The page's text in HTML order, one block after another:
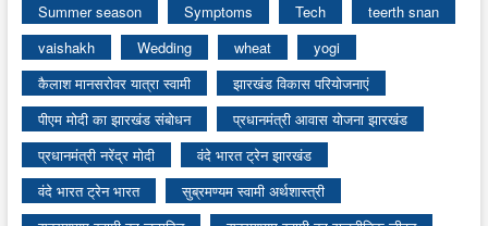
Summer season
Symptoms Tech
teerth snan
vaishakh
Wedding wheat
yogi
कैलाश मानसरोवर यात्रा स्वामी
झारखंड विकास परियोजनाएं
पीएम मोदी का झारखंड संबोधन
प्रधानमंत्री आवास योजना झारखंड
प्रधानमंत्री नरेंद्र मोदी
वंदे भारत ट्रेन झारखंड
वंदे भारत ट्रेन भारत
सुब्रमण्यम स्वामी अर्थशास्त्री